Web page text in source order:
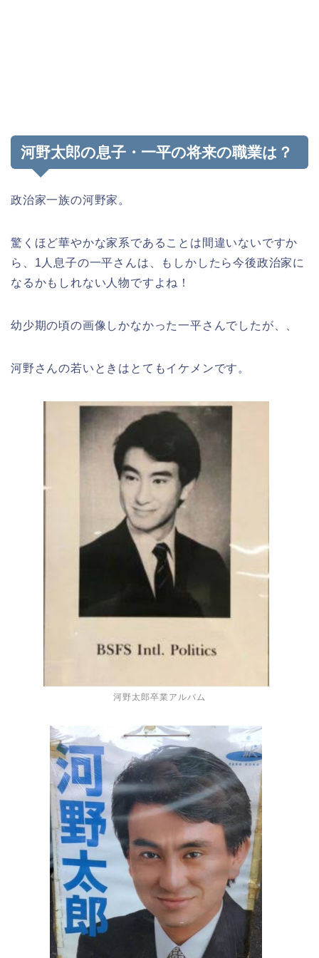
河野太郎の息子・一平の将来の職業は？
政治家一族の河野家。
驚くほど華やかな家系であることは間違いないですか
ら、1人息子の一平さんは、もしかしたら今後政治家に
なるかもしれない人物ですよね！
幼少期の頃の画像しかなかった一平さんでしたが、、
河野さんの若いときはとてもイケメンです。
河野太郎卒業アルバム